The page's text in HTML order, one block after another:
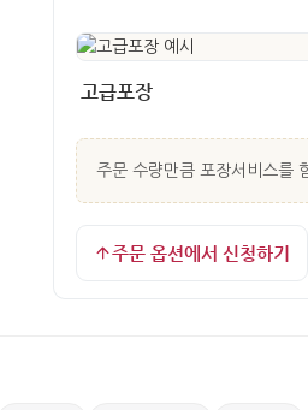
고급포장
주문 수량만큼 포장서비스를
주문 옵션에서 신청하기